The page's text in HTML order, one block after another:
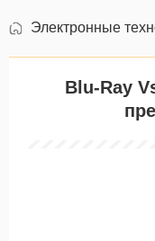
Электронные
Blu-Ray